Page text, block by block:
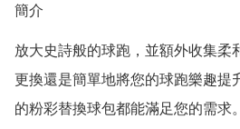
簡介
放大史詩般的球跑，並額外收集柔
更換還是簡單地將您的球跑樂趣提
的粉彩替換球包都能滿足您的需求